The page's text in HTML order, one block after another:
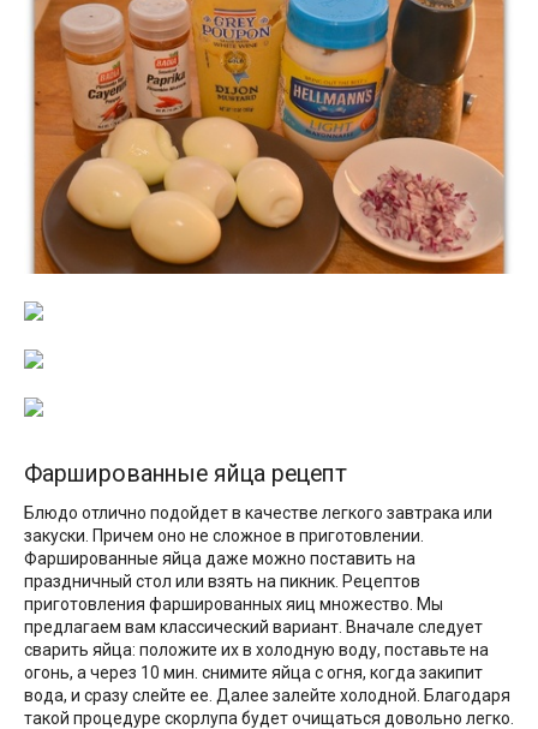
Фаршированные яйца рецепт
Блюдо отлично подойдет в качестве легкого завтрака или
закуски. Причем оно не сложное в приготовлении.
Фаршированные яйца даже можно поставить на
праздничный стол или взять на пикник. Рецептов
приготовления фаршированных яиц множество. Мы
предлагаем вам классический вариант. Вначале следует
сварить яйца: положите их в холодную воду, поставьте на
огонь, а через 10 мин. снимите яйца с огня, когда закипит
вода, и сразу слейте ее. Далее залейте холодной. Благодаря
такой процедуре скорлупа будет очищаться довольно легко.